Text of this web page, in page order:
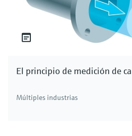
El principio de medición de
Múltiples industrias